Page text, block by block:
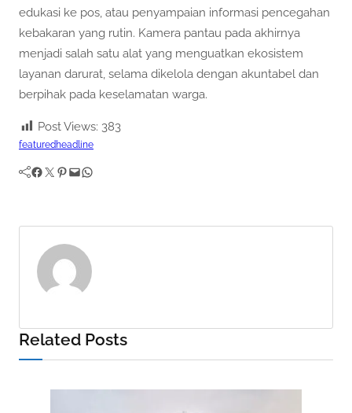
edukasi ke pos, atau penyampaian informasi pencegahan
kebakaran yang rutin. Kamera pantau pada akhirnya
menjadi salah satu alat yang menguatkan ekosistem
layanan darurat, selama dikelola dengan akuntabel dan
berpihak pada keselamatan warga.
Post Views: 383
featuredheadline
Facebook Twitter Pinterest Mail WhatsApp
Related Posts